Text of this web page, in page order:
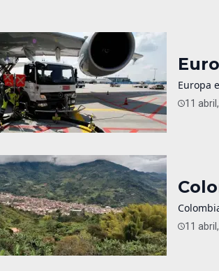
Europa
11
11